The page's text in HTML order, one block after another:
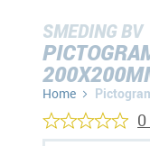
SMEDING BV
Home